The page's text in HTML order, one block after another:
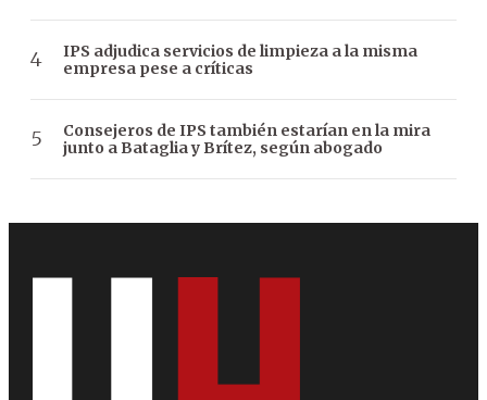
IPS adjudica servicios de limpieza a la misma
empresa pese a críticas
Consejeros de IPS también estarían en la mira
junto a Bataglia y Brítez, según abogado